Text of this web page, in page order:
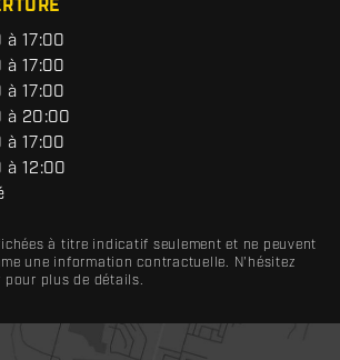
17:00
17:00
17:00
à 20:00
17:00
12:00
à titre indicatif seulement et ne peuvent
une information contractuelle. N'hésitez
plus de détails.